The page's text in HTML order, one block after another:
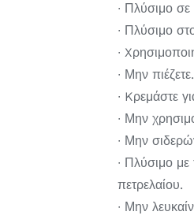
∙ Πλύσιμο σε
∙ Πλύσιμο
∙
∙ Μην πιέζετε.
∙ Kρεμάστε
∙ Μην
∙ Μην
∙ Πλύσιμο με
πετρελαίου.
∙ Μην